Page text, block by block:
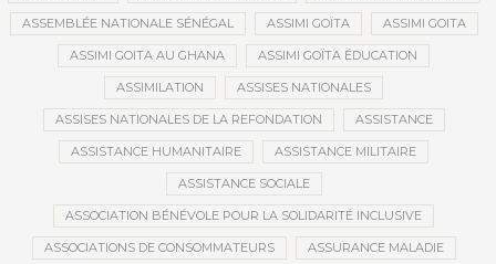
ASSEMBLÉE NATIONALE SÉNÉGAL ASSIMI GOÏTA ASSIMI GOITA
ASSIMI GOITA AU GHANA ASSIMI GOÏTA ÉDUCATION
ASSIMILATION ASSISES NATIONALES
ASSISES NATIONALES DE LA REFONDATION ASSISTANCE
ASSISTANCE HUMANITAIRE ASSISTANCE MILITAIRE
ASSISTANCE SOCIALE
ASSOCIATION BÉNÉVOLE POUR LA SOLIDARITÉ INCLUSIVE
ASSOCIATIONS DE CONSOMMATEURS ASSURANCE MALADIE